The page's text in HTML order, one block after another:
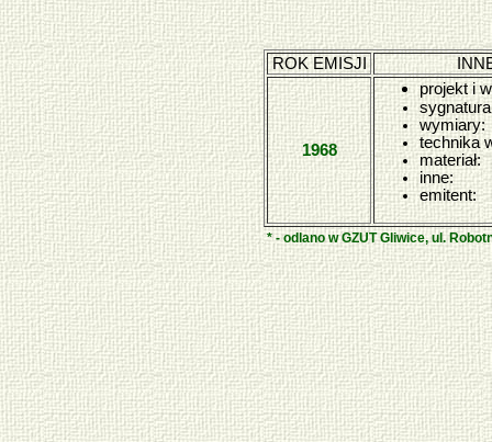
ROK EMISJI
1968
projekt i
wymiary:
technika
materiał:
inne:
emitent:
* - odlano w GZUT Gliwice, ul.